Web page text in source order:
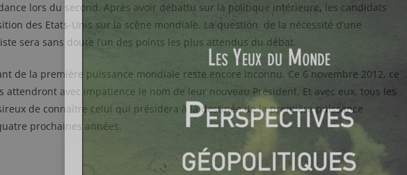
lors du second. Après avoir débattu sur la politique intérieure, les candidats
des Etats-Unis sur la scène mondiale. La question de la nécessité d’une
sera sans doute l’un des points les plus attendus du débat.
de la première puissance mondiale reste encore inconnu. Ce 6 novembre 2012, ce
attendront avec impatience le nom de leur nouveau Président. Et avec eux, tous les
de connaître celui qui présidera à la destinée de la première puissance
prochaines années.